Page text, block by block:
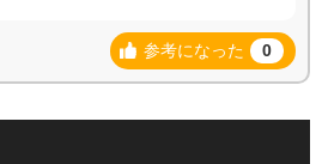
参考になった 0